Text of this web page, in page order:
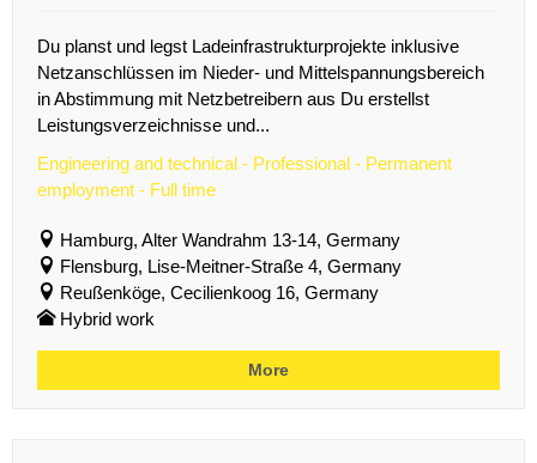
Du planst und legst Ladeinfrastrukturprojekte inklusive
Netzanschlüssen im Nieder- und Mittelspannungsbereich
in Abstimmung mit Netzbetreibern aus Du erstellst
Leistungsverzeichnisse und...
Engineering and technical - Professional - Permanent
employment - Full time
Hamburg, Alter Wandrahm 13-14, Germany
Flensburg, Lise-Meitner-Straße 4, Germany
Reußenköge, Cecilienkoog 16, Germany
Hybrid work
More